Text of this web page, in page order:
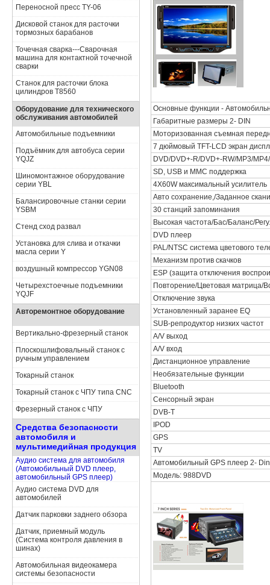
Переносной пресс TY-06
Дисковой станок для расточки
тормозных барабанов
Точечная сварка---Сварочная
машина для контактной точечной
сварки
Станок для расточки блока
цилиндров Т8560
Оборудование для технического
обслуживания автомобилей
Автомобильные подъемники
Подъёмник для автобуса серии
YQJZ
Шиномонтажное оборудование
серии YBL
Балансировочные станки серии
YSBM
Стенд сход развал
Установка для слива и откачки
масла серии Y
воздушный компрессор YGN08
Четырехстоечные подъемники
YQJF
Авторемонтное оборудование
Вертикально-фрезерный станок
Плоскошлифовальный станок с
ручным управлением
Токарный станок
Токарный станок с ЧПУ типа CNC
Фрезерный станок с ЧПУ
Средства безопасности
автомобиля и
мультимедийная продукция
Аудио система для автомобиля
(Автомобильный DVD плеер,
автомобильный GPS плеер)
Аудио система DVD для
автомобилей
Датчик парковки заднего обзора
Датчик, приемный модуль
(Система контроля давления в
шинах)
Автомобильная видеокамера
системы безопасности
Основные функции -
Габаритные размеры 2- DIN
Моторизованная съемная
7 дюймовый TFT-LCD экран
DVD/DVD+-R/DVD+-RW/MP3/
SD, USB и MMC поддержка
4X60W максимальный усилитель
Авто сохранение,/Заданное
30 станций запоминания
Высокая частота/Бас/Баланс/
DVD плеер
PAL/NTSC система цветового
Механизм против скачков
ESP (защита отключения
Повторение/Цветовая матрица/
Отключение звука
Установленный заранее EQ
SUB-репродуктор низких частот
A/V выход
A/V вход
Дистанционное управление
Необязательные функции
Bluetooth
Сенсорный экран
DVB-T
IPOD
GPS
TV
Автомобильный GPS плеер 2-
Модель: 988DVD